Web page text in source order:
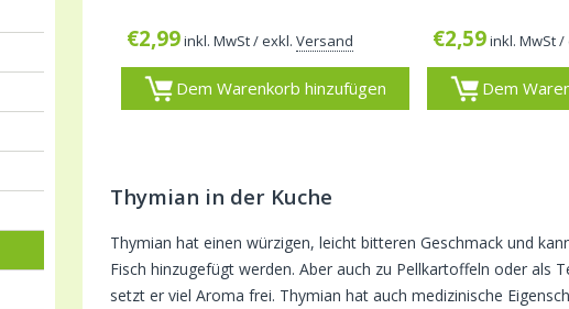
€2,99inkl. MwSt/ exkl.Versand
Dem Warenkorb hinzufügen
€2,59inkl. MwSt/
Dem
Thymian in der Kuche
Thymian hat einen würzigen, leicht bitteren Geschmack und
Fisch hinzugefügt werden. Aber auch zu Pellkartoffeln oder als
setzt er viel Aroma frei. Thymian hat auch medizinische